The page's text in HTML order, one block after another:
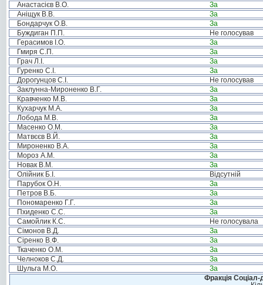
Анастасієв В.О.
За
Аніщук В.В.
За
Бондарчук О.В.
За
Буждиган П.П.
Не голосував
Герасимов І.О.
За
Гмиря С.П.
За
Грач Л.І.
За
Гуренко С.І.
За
Дорогунцов С.І.
Не голосував
Заклунна-Мироненко В.Г.
За
Кравченко М.В.
За
Кухарчук М.А.
За
Лобода М.В.
За
Масенко О.М.
За
Матвєєв В.Й.
За
Мироненко В.А.
За
Мороз А.М.
За
Новак В.М.
За
Олійник Б.І.
Відсутній
Парубок О.Н.
За
Петров В.Б.
За
Пономаренко Г.Г.
За
Пхиденко С.С.
За
Самойлик К.С.
Не голосувала
Сімонов В.Д.
За
Сіренко В.Ф.
За
Ткаченко О.М.
За
Челноков С.Д.
За
Шульга М.О.
За
Фракція Соціал-